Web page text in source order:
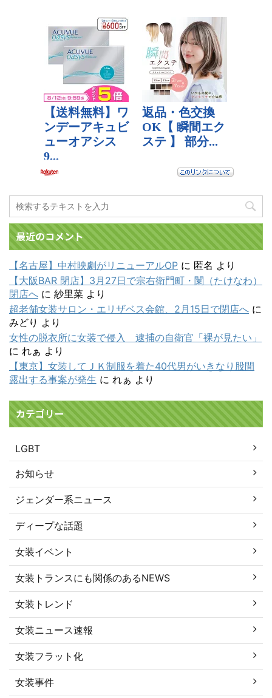
最近のコメント
【名古屋】中村映劇がリニューアルOP に 匿名 より
【大阪BAR 閉店】3月27日で宗右衛門町・闌（たけなわ）
閉店へ に 紗里菜 より
超老舗女装サロン・エリザベス会館、2月15日で閉店へ に
みどり より
女性の脱衣所に女装で侵入 逮捕の自衛官「裸が見たい」
に れぁ より
【東京】女装してＪＫ制服を着た40代男がいきなり股間
露出する事案が発生 に れぁ より
カテゴリー
LGBT
お知らせ
ジェンダー系ニュース
ディープな話題
女装イベント
女装トランスにも関係のあるNEWS
女装トレンド
女装ニュース速報
女装フラット化
女装事件